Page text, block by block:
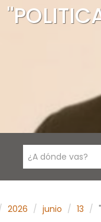
¿A dónde vas?
2026 junio 13